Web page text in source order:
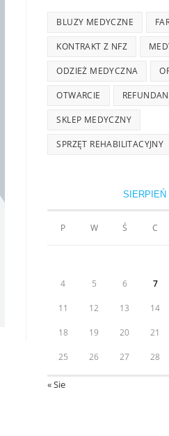
BLUZY MEDYCZNE
KONTRAKT Z NFZ
ODZIEŻ MEDYCZNA
OTWARCIE
SKLEP MEDYCZNY
SPRZĘT REHABILITACYJNY
SIERPIEŃ
P W Ś C
4 5 6 7
11 12 13 14
18 19 20 21
25 26 27 28
« Sie